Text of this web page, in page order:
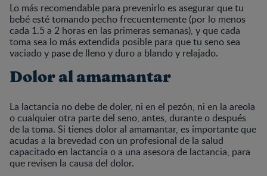
Lo más recomendable para prevenirlo es asegurar que tu
bebé esté tomando pecho frecuentemente (por lo menos
cada 1.5 a 2 horas en las primeras semanas), y que cada
toma sea lo más extendida posible para que tu seno sea
vaciado y pase de lleno y duro a blando y relajado.
Dolor al amamantar
La lactancia no debe de doler, ni en el pezón, ni en la areola
o cualquier otra parte del seno, antes, durante o después
de la toma. Si tienes dolor al amamantar, es importante que
acudas a la brevedad con un profesional de la salud
capacitado en lactancia o a una asesora de lactancia, para
que revisen la causa del dolor.